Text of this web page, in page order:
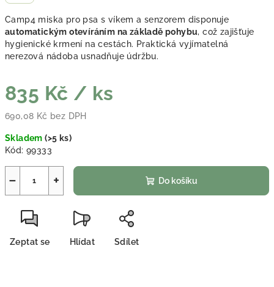
Camp4 miska pro psa s víkem a senzorem disponuje
automatickým otevíráním na základě pohybu, což zajišťuje
hygienické krmení na cestách. Praktická vyjímatelná
nerezová nádoba usnadňuje údržbu.
835 Kč / ks
690,08 Kč bez DPH
Skladem(>5 ks)
Kód: 99333
+
− Do košíku
Zeptat se Hlídat Sdílet